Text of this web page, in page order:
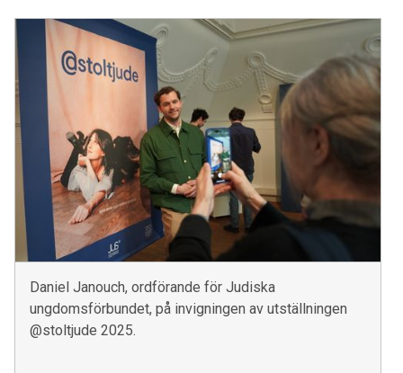
Daniel Janouch, ordförande för Judiska
ungdomsförbundet, på invigningen av utställningen
@stoltjude 2025.